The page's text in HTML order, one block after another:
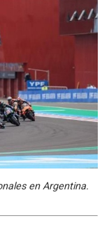
en Argentina.